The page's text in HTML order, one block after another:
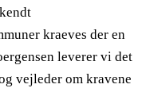
kraeves der en
leverer vi det
vejleder om kravene